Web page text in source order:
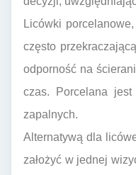
Licówki
często
odporność na
czas. Porcelana
zapalnych.
Alternatywą dla
założyć w jednej